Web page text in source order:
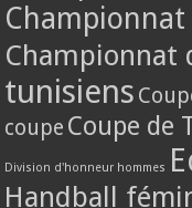
Championnat
Championnat
tunisiens
coupe Coupe de
Division d'honneur hommes
Handball